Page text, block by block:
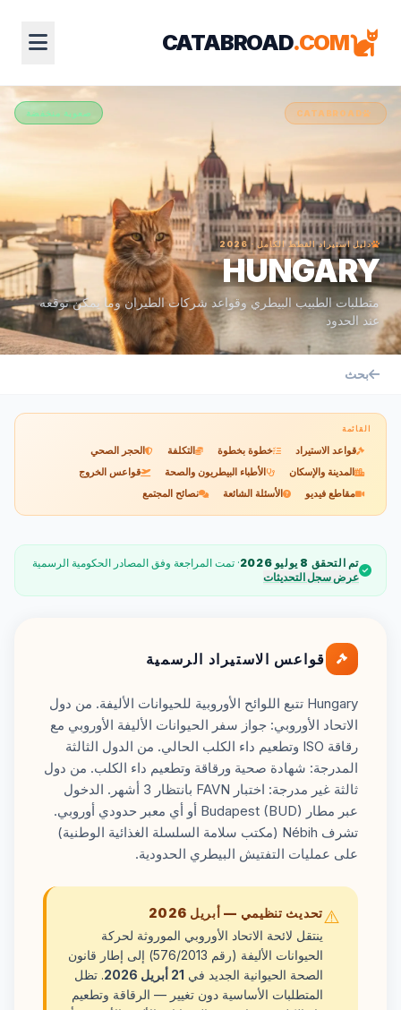
CATABROAD.COM
صعوبة منخفضة CATABROAD
دليل استيراد القطط الكامل · 2026
HUNGARY
متطلبات الطبيب البيطري وقواعد شركات الطيران وما يمكن توقعه
عند الحدود
بحث
القائمة
قواعد الاستيراد خطوة بخطوة التكلفة
الحجر الصحي
المدينة والإسكان
الأطباء البيطريون والصحة
قواعس الخروج
مقاطع فيديو
الأسئلة الشائعة نصائح المجتمع
تم التحقق 8 يوليو 2026
· تمت المراجعة وفق المصادر الحكومية الرسمية
عرض سجل التحديثات
قواعس الاستيراد الرسمية
Hungary تتبع اللوائح الأوروبية للحيوانات الأليفة. من دول
الاتحاد الأوروبي: جواز سفر الحيوانات الأليفة الأوروبي مع
رقاقة ISO وتطعيم داء الكلب الحالي. من الدول الثالثة
المدرجة: شهادة صحية ورقاقة وتطعيم داء الكلب. من دول
ثالثة غير مدرجة: اختبار FAVN بانتظار 3 أشهر. الدخول
عبر مطار Budapest (BUD) أو أي معبر حدودي أوروبي.
تشرف Nébih (مكتب سلامة السلسلة الغذائية الوطنية)
على عمليات التفتيش البيطري الحدودية.
⚠️تحديث تنظيمي — أبريل 2026
ينتقل لائحة الاتحاد الأوروبي الموروثة لحركة
الحيوانات الأليفة (رقم 576/2013) إلى إطار قانون
الصحة الحيوانية الجديد في 21 أبريل 2026
. تظل
المتطلبات الأساسية دون تغيير — الرقاقة وتطعيم